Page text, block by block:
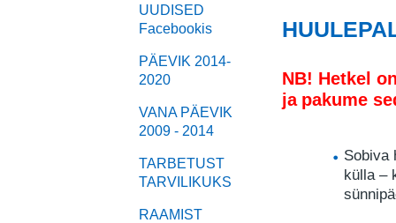
UUDISED
Facebookis
PÄEVIK 2014-
2020
VANA PÄEVIK
2009 - 2014
TARBETUST
TARVILIKUKS
RAAMIST
NB! Hetkel
ja pakume
Sobiva
külla –